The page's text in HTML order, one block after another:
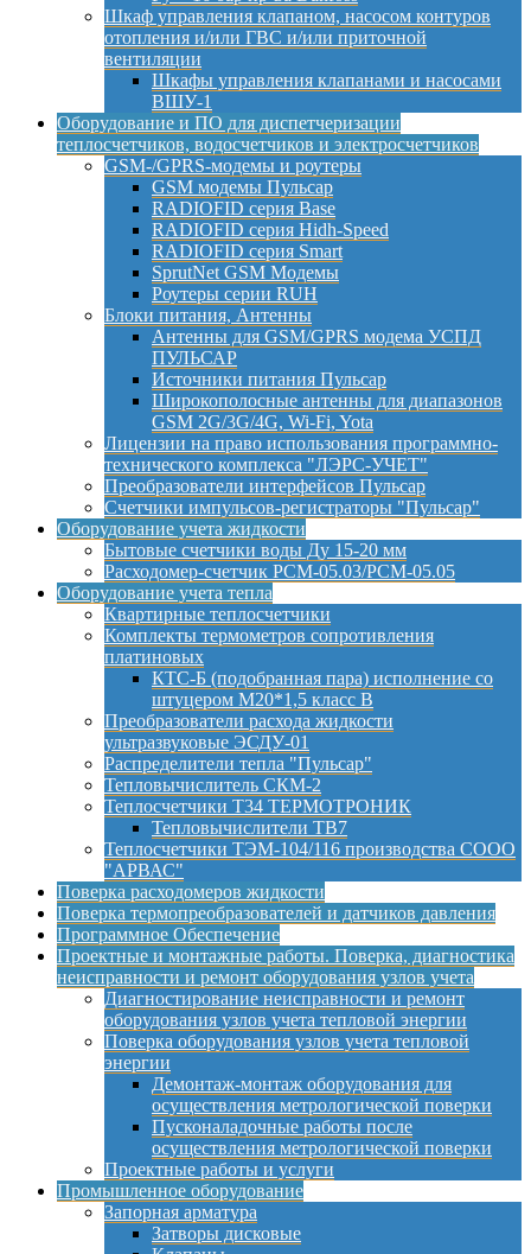
Шкаф управления клапаном, насосом контуров
отопления и/или ГВС и/или приточной
вентиляции
Шкафы управления клапанами и насосами
ВШУ-1
Оборудование и ПО для диспетчеризации
теплосчетчиков, водосчетчиков и электросчетчиков
GSM-/GPRS-модемы и роутеры
GSM модемы Пульсар
RADIOFID серия Base
RADIOFID серия Hidh-Speed
RADIOFID серия Smart
SprutNet GSM Модемы
Роутеры серии RUH
Блоки питания, Антенны
Антенны для GSM/GPRS модема УСПД
ПУЛЬСАР
Источники питания Пульсар
Широкополосные антенны для диапазонов
GSM 2G/3G/4G, Wi-Fi, Yota
Лицензии на право использования программно-
технического комплекса "ЛЭРС-УЧЕТ"
Преобразователи интерфейсов Пульсар
Счетчики импульсов-регистраторы "Пульсар"
Оборудование учета жидкости
Бытовые счетчики воды Ду 15-20 мм
Расходомер-счетчик РСМ-05.03/РСМ-05.05
Оборудование учета тепла
Квартирные теплосчетчики
Комплекты термометров сопротивления
платиновых
КТС-Б (подобранная пара) исполнение со
штуцером М20*1,5 класс B
Преобразователи расхода жидкости
ультразвуковые ЭСДУ-01
Распределители тепла "Пульсар"
Тепловычислитель СКМ-2
Теплосчетчики Т34 ТЕРМОТРОНИК
Тепловычислители ТВ7
Теплосчетчики ТЭМ-104/116 производства СООО
"АРВАС"
Поверка расходомеров жидкости
Поверка термопреобразователей и датчиков давления
Программное Обеспечение
Проектные и монтажные работы. Поверка, диагностика
неисправности и ремонт оборудования узлов учета
Диагностирование неисправности и ремонт
оборудования узлов учета тепловой энергии
Поверка оборудования узлов учета тепловой
энергии
Демонтаж-монтаж оборудования для
осуществления метрологической поверки
Пусконаладочные работы после
осуществления метрологической поверки
Проектные работы и услуги
Промышленное оборудование
Запорная арматура
Затворы дисковые